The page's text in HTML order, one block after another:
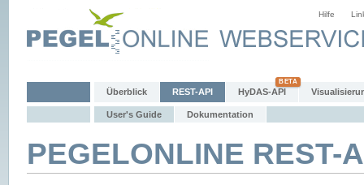
Hilfe
Überblick REST-API HyDAS-API
User's Guide Dokumentation
PEGELONLINE REST-